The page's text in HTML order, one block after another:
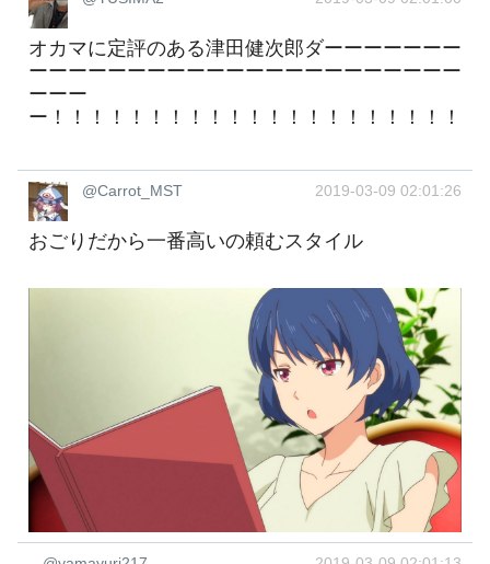
オカマに定評のある津田健次郎ダーーーーーーー
ーーーーーーーーーーーーーーーーーーーーーー
ーーー
ー！！！！！！！！！！！！！！！！！！！！！
@Carrot_MST 2019-03-09 02:01:26
おごりだから一番高いの頼むスタイル